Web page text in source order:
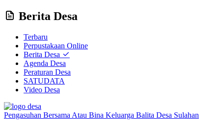
Berita Desa
Terbaru
Perpustakaan Online
Berita Desa
Agenda Desa
Peraturan Desa
SATUDATA
Video Desa
Pengasuhan Bersama Atau Bina Keluarga Balita Desa Sulahan